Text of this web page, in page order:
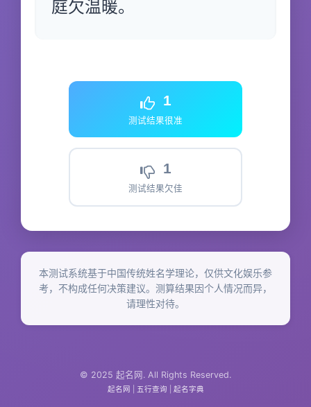
庭欠温暖。
1
测试结果很准
1
测试结果欠佳
本测试系统基于中国传统姓名学理论，仅供文化娱乐参
考，不构成任何决策建议。测算结果因个人情况而异，
请理性对待。
© 2025 起名网. All Rights Reserved.
起名网 五行查询 起名字典